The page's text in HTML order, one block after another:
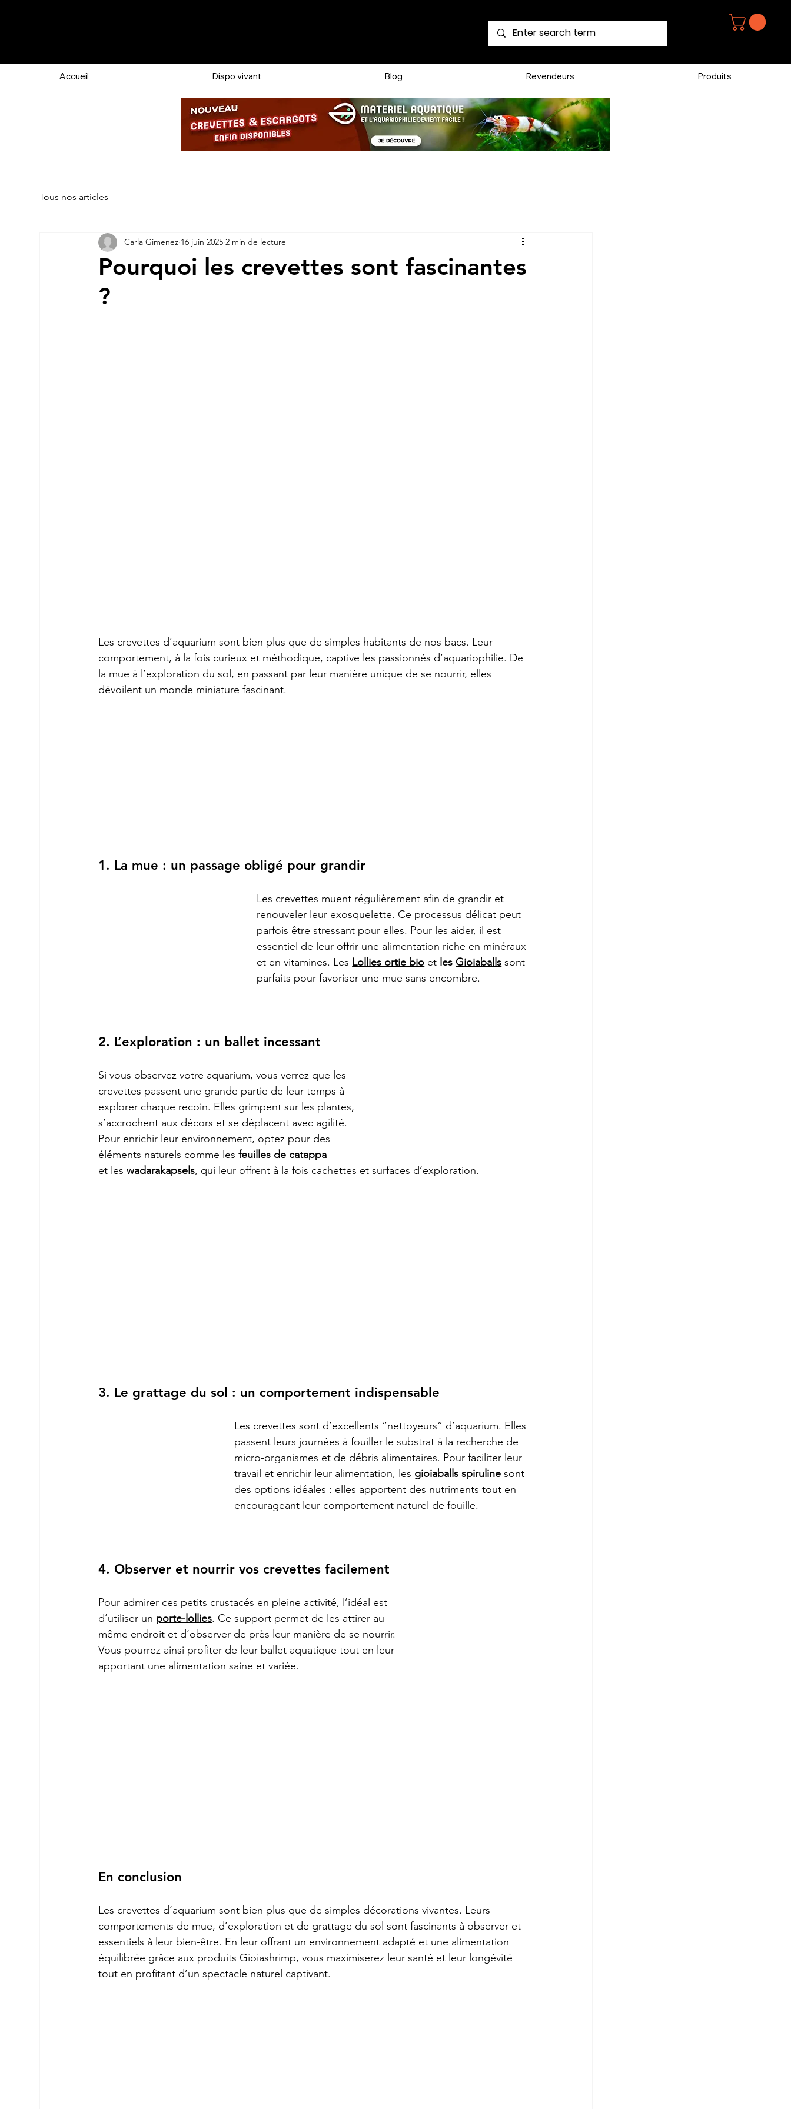
Accueil Dispo vivant Blog Revendeurs Produits
Tous nos articles
Pourquoi les crevettes sont fascinantes
?
Carla Gimenez 16 juin 2025 2 min de lecture
Les crevettes d’aquarium sont bien plus que de simples habitants de nos bacs. Leur
comportement, à la fois curieux et méthodique, captive les passionnés d’aquariophilie. De
la mue à l’exploration du sol, en passant par leur manière unique de se nourrir, elles
dévoilent un monde miniature fascinant.
1. La mue : un passage obligé pour grandir
Les crevettes muent régulièrement afin de grandir et
renouveler leur exosquelette. Ce processus délicat peut
parfois être stressant pour elles. Pour les aider, il est
essentiel de leur offrir une alimentation riche en minéraux
et en vitamines. Les Lollies ortie bio et les Gioiaballs sont
parfaits pour favoriser une mue sans encombre.
2. L’exploration : un ballet incessant
Si vous observez votre aquarium, vous verrez que les
crevettes passent une grande partie de leur temps à
explorer chaque recoin. Elles grimpent sur les plantes,
s’accrochent aux décors et se déplacent avec agilité.
Pour enrichir leur environnement, optez pour des
éléments naturels comme les feuilles de catappa
et les wadarakapsels, qui leur offrent à la fois cachettes et surfaces d’exploration.
3. Le grattage du sol : un comportement indispensable
Les crevettes sont d’excellents “nettoyeurs” d’aquarium. Elles
passent leurs journées à fouiller le substrat à la recherche de
micro-organismes et de débris alimentaires. Pour faciliter leur
travail et enrichir leur alimentation, les gioiaballs spiruline sont
des options idéales : elles apportent des nutriments tout en
encourageant leur comportement naturel de fouille.
4. Observer et nourrir vos crevettes facilement
Pour admirer ces petits crustacés en pleine activité, l’idéal est
d’utiliser un porte-lollies. Ce support permet de les attirer au
même endroit et d’observer de près leur manière de se nourrir.
Vous pourrez ainsi profiter de leur ballet aquatique tout en leur
apportant une alimentation saine et variée.
En conclusion
Les crevettes d’aquarium sont bien plus que de simples décorations vivantes. Leurs
comportements de mue, d’exploration et de grattage du sol sont fascinants à observer et
essentiels à leur bien-être. En leur offrant un environnement adapté et une alimentation
équilibrée grâce aux produits Gioiashrimp, vous maximiserez leur santé et leur longévité
tout en profitant d’un spectacle naturel captivant.